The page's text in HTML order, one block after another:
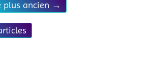
plus ancien →